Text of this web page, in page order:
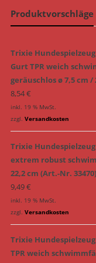
Produktvorschläge
Trixie
Gurt TPR weich
geräuschlos ø 7,5 cm /
8,54€
inkl. 19 % MwSt.
zzgl. Versandkosten
Trixie
extrem robust
22,2 cm (Art.-Nr. 33470)
9,49€
inkl. 19 % MwSt.
zzgl. Versandkosten
Trixie
TPR weich